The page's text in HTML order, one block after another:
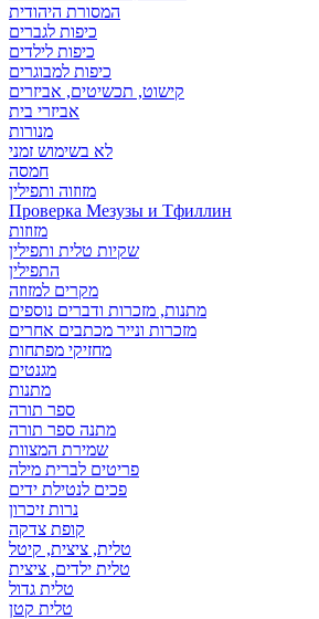
המסורת היהודית
כיפות לגברים
כיפות לילדים
כיפות למבוגרים
קישוט, תכשיטים, אביזרים
אביזרי בית
מנורות
לא בשימוש זמני
חמסה
מזוזוה ותפילין
Проверка Мезузы и Тфиллин
מזוזות
שקיות טלית ותפילין
התפילין
מקרים למזוזה
מתנות, מזכרות ודברים נוספים
מזכרות ונייר מכתבים אחרים
מחזיקי מפתחות
מגנטים
מתנות
ספר תורה
מתנה ספר תורה
שמירת המצוות
פריטים לברית מילה
פכים לנטילת ידים
נרות זיכרון
קופת צדקה
טלית, ציצית, קיטל
טלית ילדים, ציצית
טלית גדול
טלית קטן